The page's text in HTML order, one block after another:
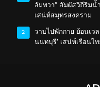
อัมพวา” สัมผัสวิถีริม
เสน่ห์สมุทรสงคราม
2
วาบไปพักกาย ย้อนเว
นนทบุรี’ เสน่ห์เรือนไ